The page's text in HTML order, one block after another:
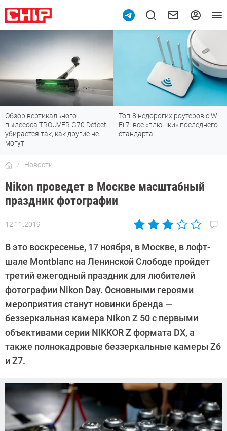
Обзор вертикального
пылесоса TROUVER G70 Detect:
убирается так, как другие не
могут
Топ-8 недорогих роутеров с Wi-
Fi 7: все «плюшки» последнего
стандарта
Новости
Nikon проведет в Москве масштабный
праздник фотографии
12.11.2019
Автор:
Кошик
В это воскресенье, 17 ноября, в Москве, в лофт-
шале Montblanc на Ленинской Слободе пройдет
третий ежегодный праздник для любителей
фотографии Nikon Day. Основными героями
мероприятия станут новинки бренда —
беззеркальная камера Nikon Z 50 с первыми
объективами серии NIKKOR Z формата DX, а
также полнокадровые беззеркальные камеры Z6
и Z7.